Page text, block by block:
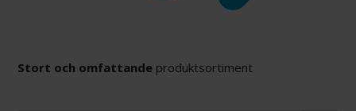
Stort och omfattande produktsortiment